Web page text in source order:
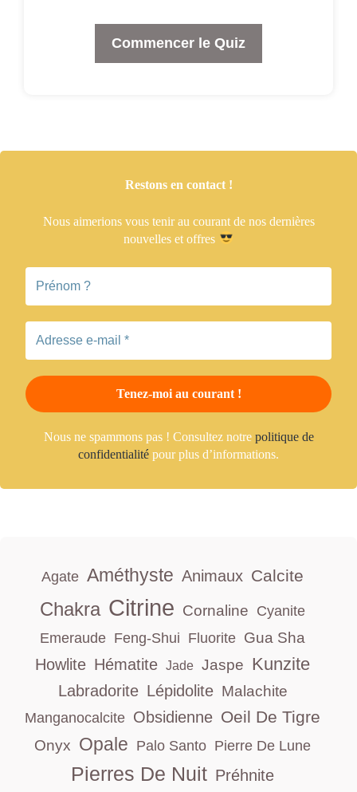
Commencer le Quiz
Restons en contact !
Nous aimerions vous tenir au courant de nos dernières
nouvelles et offres
Nous ne spammons pas ! Consultez notre politique de
confidentialité pour plus d’informations.
Agate Améthyste Animaux Calcite
Chakra Citrine Cornaline Cyanite
Emeraude Feng-Shui Fluorite Gua Sha
Howlite Hématite Jade Jaspe Kunzite
Labradorite Lépidolite Malachite
Manganocalcite Obsidienne Oeil De Tigre
Onyx Opale Palo Santo Pierre De Lune
Pierres De Nuit Préhnite